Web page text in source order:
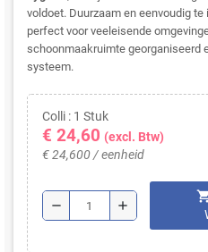
voldoet. Duurzaam en eenvoudig
perfect voor veeleisende
schoonmaakruimte georganiseerd
systeem.
Colli : 1 Stuk
€ 24,60 (excl. Btw)
€ 24,600 / eenheid
remove add